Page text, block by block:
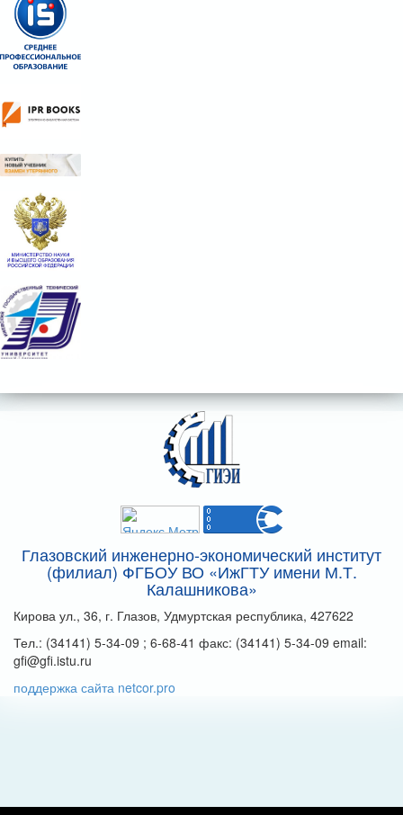
Глазовский инженерно-экономический институт
(филиал) ФГБОУ ВО «ИжГТУ имени М.Т.
Калашникова»
Кирова ул., 36, г. Глазов, Удмуртская республика, 427622
Тел.: (34141) 5-34-09 ; 6-68-41 факс: (34141) 5-34-09 email:
gfi@gfi.istu.ru
поддержка сайта netcor.pro